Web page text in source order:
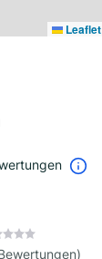
Leaflet